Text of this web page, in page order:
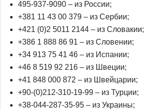
495-937-9090 – из России;
+381 11 43 00 379 – из Сербии;
+421 (0)2 5011 2144 – из Словакии;
+386 1 888 86 91 – из Словении;
+34 913 75 41 46 – из Испании;
+46 8 519 92 216 – из Швеции;
+41 848 000 872 – из Швейцарии;
+90-(0)212-310-19-99 – из Турции;
+38-044-287-35-95 – из Украины;